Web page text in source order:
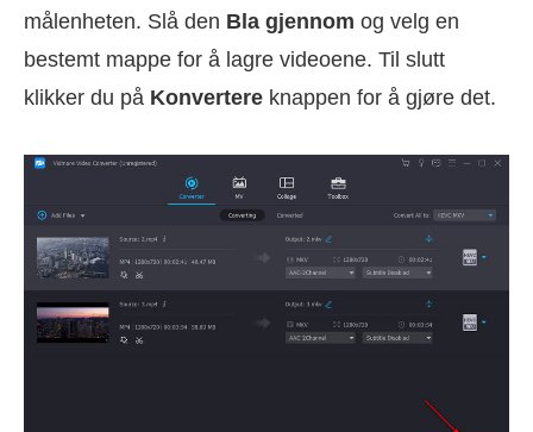
målenheten. Slå den Bla gjennom og velg en
bestemt mappe for å lagre videoene. Til slutt
klikker du på Konvertere knappen for å gjøre det.